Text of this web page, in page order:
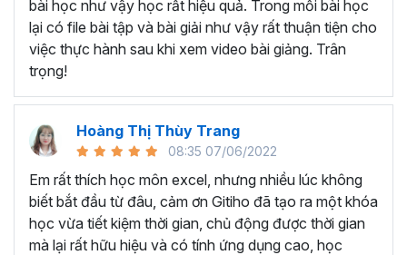
Khóa học Thủ thuật Excel cập nhật các mẹo Excel văn
phòng hàng tuần, bạn có thể được update những nội
dung mới nhất về tin học văn phòng như sau:
Định dạng nhanh bằng công cụFormat Paintervà
toán, các thủ thuật excel tính tổng, đặt tên nhanh
cho bảng tính, hiển thị công thức trong ô, tạo ghi
chú và cố định dòng - cột.
Kỹ thuật định dạng và xử lý dữ liệu bao gồm tự động
thêm ký hiệu tiền tệ, viết biểu thức hóa học - toán
học và loại bỏ dữ liệu trùng lặp.
bài học như vậy học rất hiệu quả. Trong mỗi bài học
lại có file bài tập và bài giải như vậy rất thuận tiện cho
việc thực hành sau khi xem video bài giảng. Trân
trọng!
Hoàng Thị Thùy Trang
08:35 07/06/2022
Em rất thích học môn excel, nhưng nhiều lúc không
biết bắt đầu từ đâu, cảm ơn Gitiho đã tạo ra một khóa
học vừa tiết kiệm thời gian, chủ động được thời gian
mà lại rất hữu hiệu và có tính ứng dụng cao, học